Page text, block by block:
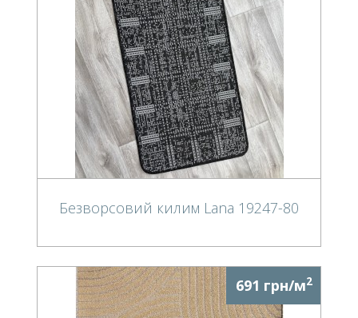
Безворсовий килим Lana 19247-80
691 грн/м2